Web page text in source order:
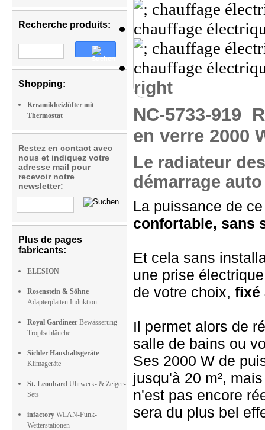
Recherche produits:
Shopping:
Keramikheizlüfter mit
Thermostat
Restez en contact avec
nous et indiquez votre
adresse mail pour
recevoir notre
newsletter:
Plus de pages
fabricants:
ELESION
Rosenstein & Söhne
Adapterplatten Induktion
Royal Gardineer Bewässerung
Tropfschläuche
Sichler Haushaltsgeräte
Klimageräte
St. Leonhard Uhrwerk- & Zeiger-
Sets
infactory WLAN-Funk-
Wetterstationen
right
NC-5733-919
en verre 2000
Le radiateur
démarrage
La puissance de
confortable, sans
Et cela sans
une prise
de votre choix, fixé
Il permet alors de
salle de bains ou
Ses 2000 W de
jusqu'à 20 m²,
n'est pas encore
sera du plus bel